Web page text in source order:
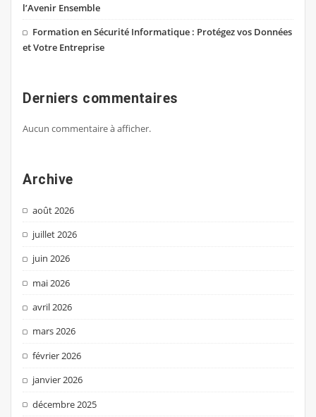
l’Avenir Ensemble
Formation en Sécurité Informatique : Protégez vos Données
et Votre Entreprise
Derniers commentaires
Aucun commentaire à afficher.
Archive
août 2026
juillet 2026
juin 2026
mai 2026
avril 2026
mars 2026
février 2026
janvier 2026
décembre 2025